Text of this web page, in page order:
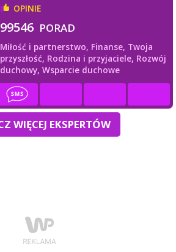
OPINIE
99546 PORAD
Miłość i partnerstwo, Finanse, Twoja
przyszłość, Rodzina i przyjaciele, Rozwój
duchowy, Wsparcie duchowe
WIĘCEJ EKSPERTÓW